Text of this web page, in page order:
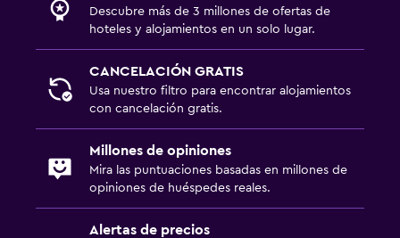
Descubre más de 3 millones de ofertas de
hoteles y alojamientos en un solo lugar.
CANCELACIÓN GRATIS
Usa nuestro filtro para encontrar alojamientos
con cancelación gratis.
Millones de opiniones
Mira las puntuaciones basadas en millones de
opiniones de huéspedes reales.
Alertas de precios